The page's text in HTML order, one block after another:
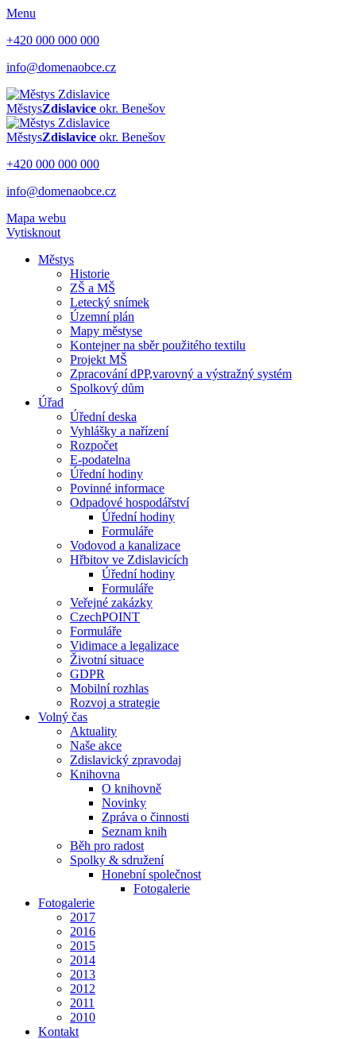
Menu
+420 000 000 000
info@domenaobce.cz
MěstysZdislavice okr. Benešov
MěstysZdislavice okr. Benešov
+420 000 000 000
info@domenaobce.cz
Mapa webu
Vytisknout
Městys
Historie
ZŠ a MŠ
Letecký snímek
Územní plán
Mapy městyse
Kontejner na sběr použitého textilu
Projekt MŠ
Zpracování dPP,varovný a výstražný systém
Spolkový dům
Úřad
Úřední deska
Vyhlášky a nařízení
Rozpočet
E-podatelna
Úřední hodiny
Povinné informace
Odpadové hospodářství
Úřední hodiny
Formuláře
Vodovod a kanalizace
Hřbitov ve Zdislavicích
Úřední hodiny
Formuláře
Veřejné zakázky
CzechPOINT
Formuláře
Vidimace a legalizace
Životní situace
GDPR
Mobilní rozhlas
Rozvoj a strategie
Volný čas
Aktuality
Naše akce
Zdislavický zpravodaj
Knihovna
O knihovně
Novinky
Zpráva o činnosti
Seznam knih
Běh pro radost
Spolky & sdružení
Honební společnost
Fotogalerie
Fotogalerie
2017
2016
2015
2014
2013
2012
2011
2010
Kontakt